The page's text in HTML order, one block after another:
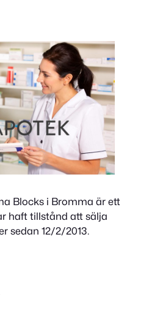
Blocks i Bromma är ett
haft tillstånd att sälja
sedan 12/2/2013.